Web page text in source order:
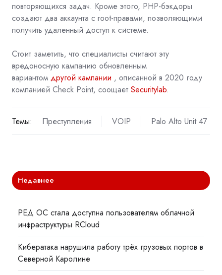
повторяющихся задач. Кроме этого, PHP-бэкдоры
создают два аккаунта с root-правами, позволяющими
получить удаленный доступ к системе.
Стоит заметить, что специалисты считают эту
вредоносную кампанию обновленным
вариантом другой кампании , описанной в 2020 году
компанией Check Point, соощает Securitylab.
Темы: Преступления VOIP Palo Alto Unit 47
Недавнее
РЕД ОС стала доступна пользователям облачной
инфраструктуры RCloud
Кибератака нарушила работу трёх грузовых портов в
Северной Каролине